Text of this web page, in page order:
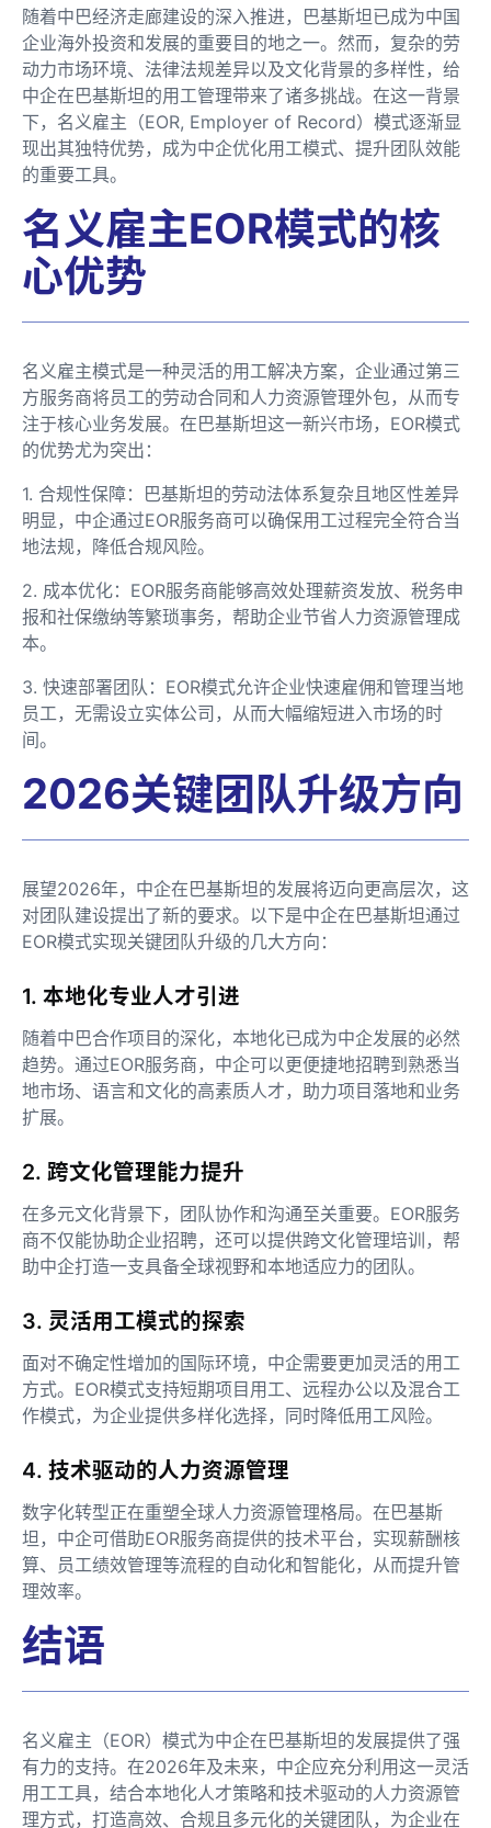
随着中巴经济走廊建设的深入推进，巴基斯坦已成为中国
企业海外投资和发展的重要目的地之一。然而，复杂的劳
动力市场环境、法律法规差异以及文化背景的多样性，给
中企在巴基斯坦的用工管理带来了诸多挑战。在这一背景
下，名义雇主（EOR, Employer of Record）模式逐渐显
现出其独特优势，成为中企优化用工模式、提升团队效能
的重要工具。
名义雇主EOR模式的核
心优势
名义雇主模式是一种灵活的用工解决方案，企业通过第三
方服务商将员工的劳动合同和人力资源管理外包，从而专
注于核心业务发展。在巴基斯坦这一新兴市场，EOR模式
的优势尤为突出：
1. 合规性保障：巴基斯坦的劳动法体系复杂且地区性差异
明显，中企通过EOR服务商可以确保用工过程完全符合当
地法规，降低合规风险。
2. 成本优化：EOR服务商能够高效处理薪资发放、税务申
报和社保缴纳等繁琐事务，帮助企业节省人力资源管理成
本。
3. 快速部署团队：EOR模式允许企业快速雇佣和管理当地
员工，无需设立实体公司，从而大幅缩短进入市场的时
间。
2026关键团队升级方向
展望2026年，中企在巴基斯坦的发展将迈向更高层次，这
对团队建设提出了新的要求。以下是中企在巴基斯坦通过
EOR模式实现关键团队升级的几大方向：
1. 本地化专业人才引进
随着中巴合作项目的深化，本地化已成为中企发展的必然
趋势。通过EOR服务商，中企可以更便捷地招聘到熟悉当
地市场、语言和文化的高素质人才，助力项目落地和业务
扩展。
2. 跨文化管理能力提升
在多元文化背景下，团队协作和沟通至关重要。EOR服务
商不仅能协助企业招聘，还可以提供跨文化管理培训，帮
助中企打造一支具备全球视野和本地适应力的团队。
3. 灵活用工模式的探索
面对不确定性增加的国际环境，中企需要更加灵活的用工
方式。EOR模式支持短期项目用工、远程办公以及混合工
作模式，为企业提供多样化选择，同时降低用工风险。
4. 技术驱动的人力资源管理
数字化转型正在重塑全球人力资源管理格局。在巴基斯
坦，中企可借助EOR服务商提供的技术平台，实现薪酬核
算、员工绩效管理等流程的自动化和智能化，从而提升管
理效率。
结语
名义雇主（EOR）模式为中企在巴基斯坦的发展提供了强
有力的支持。在2026年及未来，中企应充分利用这一灵活
用工工具，结合本地化人才策略和技术驱动的人力资源管
理方式，打造高效、合规且多元化的关键团队，为企业在